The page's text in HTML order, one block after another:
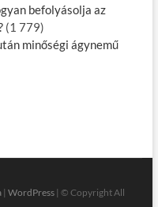
befolyásolja az
(1 779)
minőségi ágynemű
| WordPress| © Copyright All